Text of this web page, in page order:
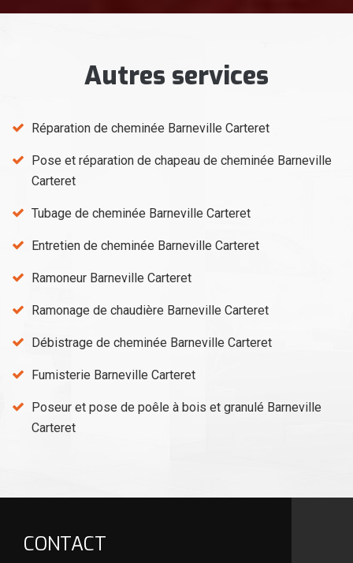
Autres services
Réparation de cheminée Barneville Carteret
Pose et réparation de chapeau de cheminée Barneville
Carteret
Tubage de cheminée Barneville Carteret
Entretien de cheminée Barneville Carteret
Ramoneur Barneville Carteret
Ramonage de chaudière Barneville Carteret
Débistrage de cheminée Barneville Carteret
Fumisterie Barneville Carteret
Poseur et pose de poêle à bois et granulé Barneville
Carteret
CONTACT